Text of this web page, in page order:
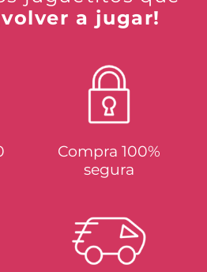
a jugar!
Compra 100%
segura